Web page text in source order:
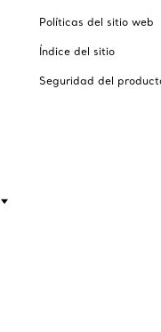
Políticas del sitio web
Índice del sitio
Seguridad del